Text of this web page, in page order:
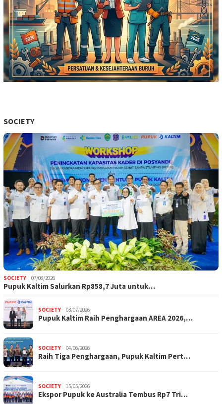
SOCIETY
SOCIETY 07/08/2026
Pupuk Kaltim Salurkan Rp858,7 Juta untuk…
SOCIETY 03/07/2026
Pupuk Kaltim Raih Penghargaan AREA 2026,…
SOCIETY 04/06/2026
Raih Tiga Penghargaan, Pupuk Kaltim Pert…
SOCIETY 15/05/2026
Ekspor Pupuk ke Australia Tembus Rp7 Tri…